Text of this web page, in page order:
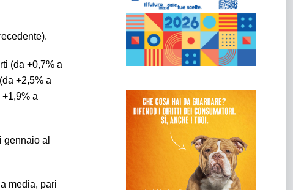
(da +0,7% a
+2,5% a
a
al
media, pari